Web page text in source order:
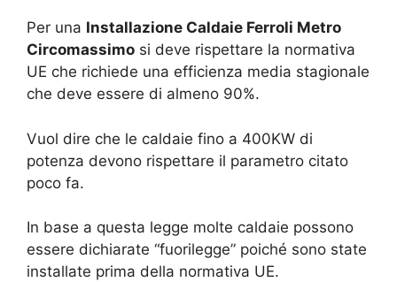
Per una Installazione Caldaie Ferroli Metro
Circomassimo si deve rispettare la normativa
UE che richiede una efficienza media stagionale
che deve essere di almeno 90%.
Vuol dire che le caldaie fino a 400KW di
potenza devono rispettare il parametro citato
poco fa.
In base a questa legge molte caldaie possono
essere dichiarate “fuorilegge” poiché sono state
installate prima della normativa UE.